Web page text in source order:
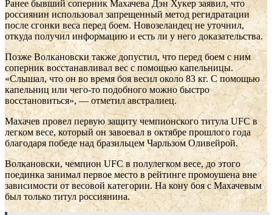
Ранее бывший соперник Махачева Дэн Хукер заявил, что
россиянин использовал запрещенный метод регидратации
после сгонки веса перед боем. Новозеландец не уточнил,
откуда получил информацию и есть ли у него доказательства.
Позже Волкановски также допустил, что перед боем с ним
соперник восстанавливал вес с помощью капельницы.
«Слышал, что он во время боя весил около 83 кг. С помощью
капельниц или чего-то подобного можно быстро
восстановиться», — отметил австралиец.
Махачев провел первую защиту чемпионского титула UFC в
легком весе, который он завоевал в октябре прошлого года
благодаря победе над бразильцем Чарльзом Оливейрой.
Волкановски, чемпион UFC в полулегком весе, до этого
поединка занимал первое место в рейтинге промоушена вне
зависимости от весовой категории. На кону боя с Махачевым
был только титул россиянина.